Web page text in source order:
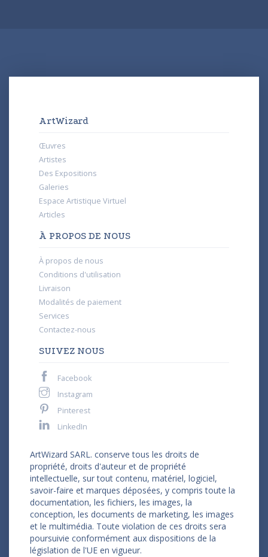
ArtWizard
Œuvres
Artistes
Des Expositions
Galeries
Espace Artistique Virtuel
Articles
À PROPOS DE NOUS
À propos de nous
Conditions d'utilisation
Livraison
Modalités de paiement
Services
Contactez-nous
SUIVEZ NOUS
Facebook
Instagram
Pinterest
LinkedIn
ArtWizard SARL. conserve tous les droits de
propriété, droits d'auteur et de propriété
intellectuelle, sur tout contenu, matériel, logiciel,
savoir-faire et marques déposées, y compris toute la
documentation, les fichiers, les images, la
conception, les documents de marketing, les images
et le multimédia. Toute violation de ces droits sera
poursuivie conformément aux dispositions de la
législation de l'UE en vigueur.